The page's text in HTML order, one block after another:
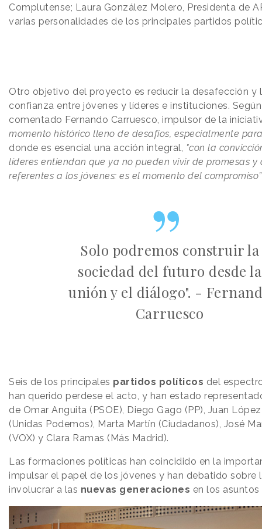
Complutense; Laura González Molero, Presidenta de
varias personalidades de los principales partidos
Otro objetivo del proyecto es reducir la desafección y
confianza entre jóvenes y líderes e instituciones.
comentado Fernando Carruesco, impulsor de la
momento histórico lleno de desafíos, especialmente
donde es esencial una acción integral, "con la
líderes entiendan que ya no pueden vivir de promesas y
referentes a los jóvenes: es el momento del compromiso”
Solo podremos construir la
sociedad del futuro desde la
unión y el diálogo". -
Carruesco
Seis de los principales partidos políticos del
han querido perdese el acto, y han estado
de Omar Anguita (PSOE), Diego Gago (PP), Juan
(Unidas Podemos), Marta Martín (Ciudadanos), José
(VOX) y Clara Ramas (Más Madrid).
Las formaciones políticas han coincidido en la
impulsar el papel de los jóvenes y han debatido sobre
involucrar a las nuevas generaciones en los